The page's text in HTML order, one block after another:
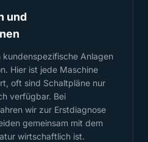
und
kundenspezifische Anlagen
Hier ist jede Maschine
oft sind Schaltpläne nur
verfügbar. Bei
wir zur Erstdiagnose
gemeinsam mit dem
wirtschaftlich ist.